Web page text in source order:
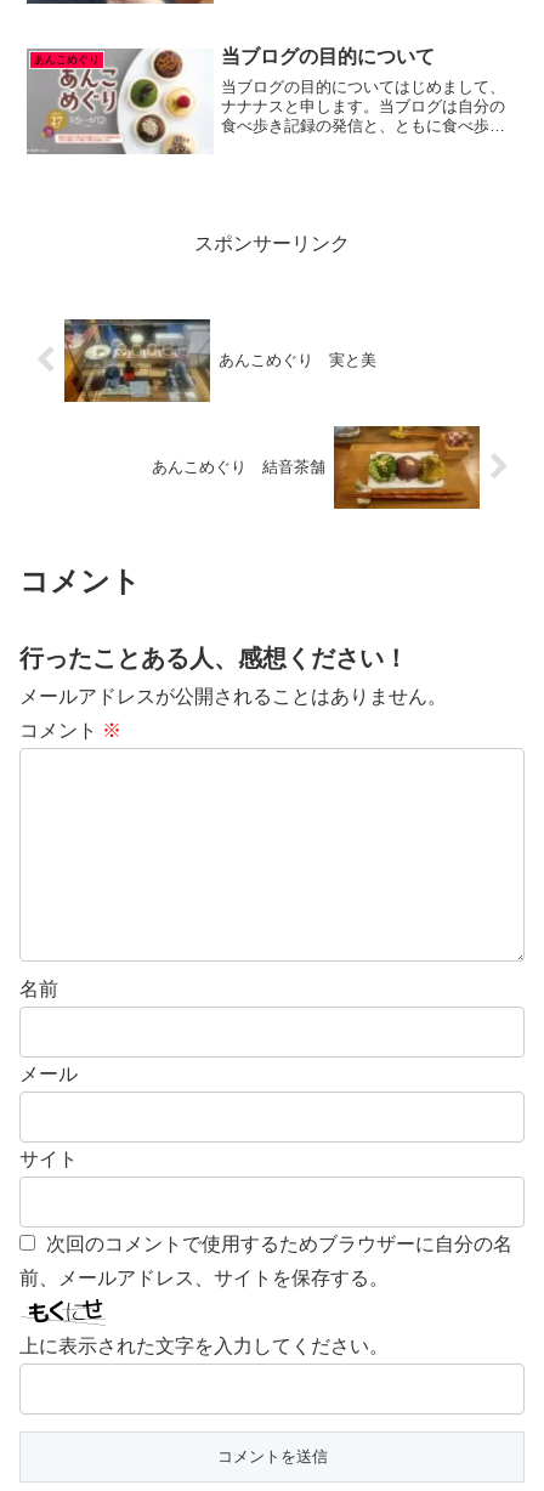
あんこめぐり 当ブログの目的について
当ブログの目的についてはじめまして、
ナナナスと申します。当ブログは自分の
食べ歩き記録の発信と、ともに食べ歩き
スポンサーリンク
あんこめぐり 実と美
あんこめぐり 結音茶舗
コメント
行ったことある人、感想ください！
メールアドレスが公開されることはありません。
コメント ※
名前
メール
サイト
次回のコメントで使用するためブラウザーに自分の名
前、メールアドレス、サイトを保存する。
上に表示された文字を入力してください。